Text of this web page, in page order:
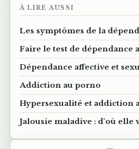
À LIRE AUSSI
Les symptômes de la
Faire le test de dépendance
Dépendance affective et
Addiction au porno
Hypersexualité et addiction
Jalousie maladive : d'où elle